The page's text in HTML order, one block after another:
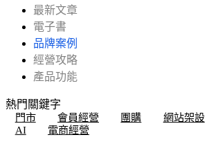
最新文章
電子書
品牌案例
經營攻略
產品功能
熱門關鍵字
門市
會員經營 團購 網站架設
AI
電商經營